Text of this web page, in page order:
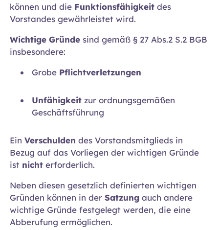
können und die Funktionsfähigkeit des
Vorstandes gewährleistet wird.
Wichtige Gründe sind gemäß § 27 Abs.2 S.2 BGB
insbesondere:
Grobe Pflichtverletzungen
Unfähigkeit zur ordnungsgemäßen
Geschäftsführung
Ein Verschulden des Vorstandsmitglieds in
Bezug auf das Vorliegen der wichtigen Gründe
ist nicht erforderlich.
Neben diesen gesetzlich definierten wichtigen
Gründen können in der Satzung auch andere
wichtige Gründe festgelegt werden, die eine
Abberufung ermöglichen.